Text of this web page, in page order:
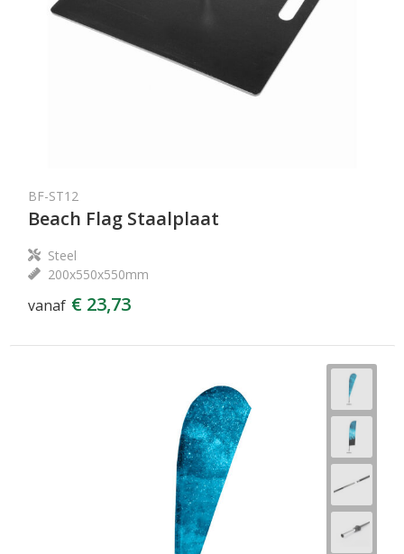
BF-ST12
Beach Flag Staalplaat
Steel
200x550x550mm
vanaf € 23,73